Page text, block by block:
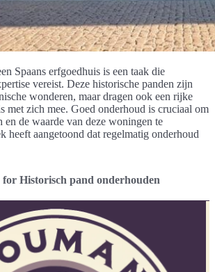
Spaans erfgoedhuis is een taak die
vereist. Deze historische panden zijn
wonderen, maar dragen ook een rijke
met zich mee. Goed onderhoud is cruciaal om
en de waarde van deze woningen te
heeft aangetoond dat regelmatig onderhoud
for Historisch pand onderhouden